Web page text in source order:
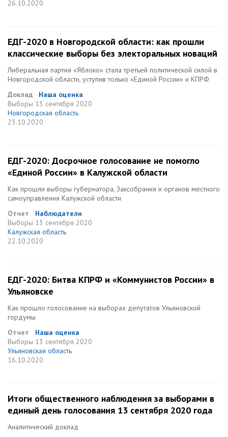
26.10.2020
ЕДГ-2020 в Новгородской области: как прошли
классические выборы без электоральных новаций
Либеральная партия «Яблоко» стала третьей политической силой в
Новгородской области, уступив только «Единой России» и КПРФ
Доклад
Наша оценка
Выборы 13 сентября 2020
Новгородская область
23.10.2020
ЕДГ-2020: Досрочное голосование не помогло
«Единой России» в Калужской области
Как прошли выборы губернатора, Заксобрания и органов местного
самоуправления Калужской области
Отчет
Наблюдатели
Выборы 13 сентября 2020
Калужская область
22.10.2020
ЕДГ-2020: Битва КПРФ и «Коммунистов России» в
Ульяновске
Как прошло голосование на выборах депутатов Ульяновской
гордумы
Отчет
Наша оценка
Выборы 13 сентября 2020
Ульяновская область
16.10.2020
Итоги общественного наблюдения за выборами в
единый день голосования 13 сентября 2020 года
Аналитический доклад